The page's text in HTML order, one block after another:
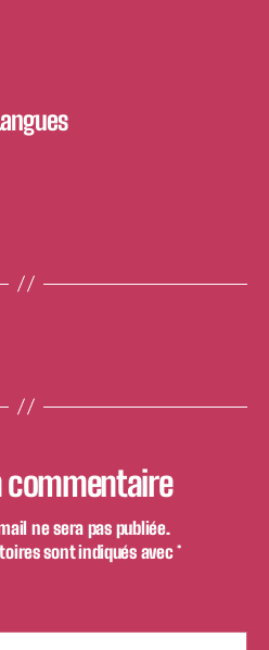
commentaire
ne sera pas publiée.
sont indiqués avec*